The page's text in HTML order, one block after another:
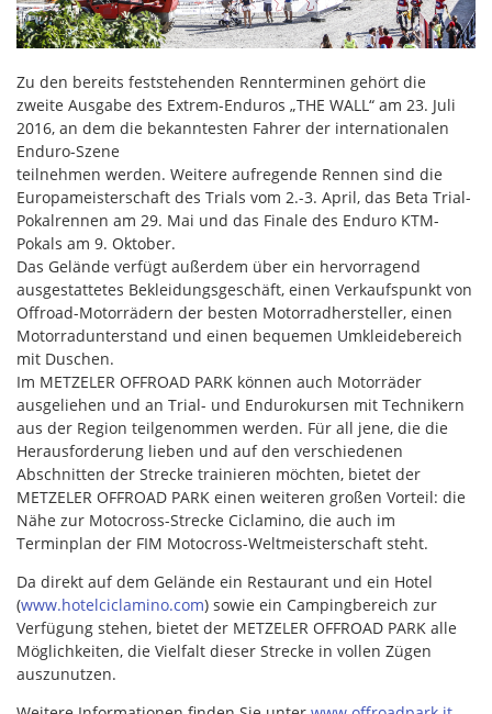
Zu den bereits feststehenden Rennterminen gehört die
zweite Ausgabe des Extrem-Enduros „THE WALL“ am 23. Juli
2016, an dem die bekanntesten Fahrer der internationalen
Enduro-Szene
teilnehmen werden. Weitere aufregende Rennen sind die
Europameisterschaft des Trials vom 2.-3. April, das Beta Trial-
Pokalrennen am 29. Mai und das Finale des Enduro KTM-
Pokals am 9. Oktober.
Das Gelände verfügt außerdem über ein hervorragend
ausgestattetes Bekleidungsgeschäft, einen Verkaufspunkt von
Offroad-Motorrädern der besten Motorradhersteller, einen
Motorradunterstand und einen bequemen Umkleidebereich
mit Duschen.
Im METZELER OFFROAD PARK können auch Motorräder
ausgeliehen und an Trial- und Endurokursen mit Technikern
aus der Region teilgenommen werden. Für all jene, die die
Herausforderung lieben und auf den verschiedenen
Abschnitten der Strecke trainieren möchten, bietet der
METZELER OFFROAD PARK einen weiteren großen Vorteil: die
Nähe zur Motocross-Strecke Ciclamino, die auch im
Terminplan der FIM Motocross-Weltmeisterschaft steht.
Da direkt auf dem Gelände ein Restaurant und ein Hotel
(www.hotelciclamino.com) sowie ein Campingbereich zur
Verfügung stehen, bietet der METZELER OFFROAD PARK alle
Möglichkeiten, die Vielfalt dieser Strecke in vollen Zügen
auszunutzen.